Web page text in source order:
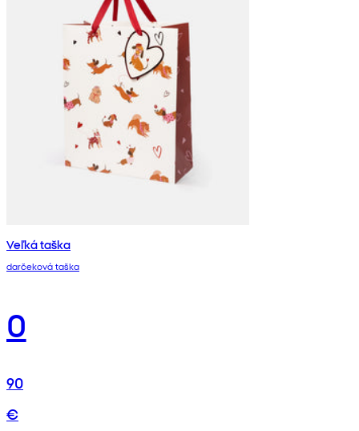
Veľká taška
darčeková taška
0
90
€